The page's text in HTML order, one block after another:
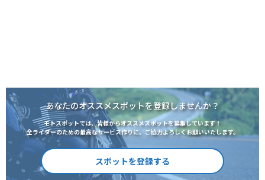
あなたのオススメスポットを登録しませんか？
モトスポットでは、皆様からオススメスポットを募集しています！
全ライダーのための最高なサービス作りに、ご協力よろしくお願いいたします。
スポットを登録する